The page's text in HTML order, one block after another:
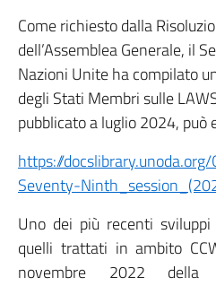
Come richiesto dalla
dell’Assemblea Generale, il
Nazioni Unite ha compilato
degli Stati Membri sulle
pubblicato a luglio 2024, può
https://
Seventy-
Uno dei più recenti
quelli trattati in ambito
novembre 2022 della